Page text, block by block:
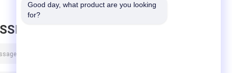
UN MESSAGE
Good day, what product are you looking
for?